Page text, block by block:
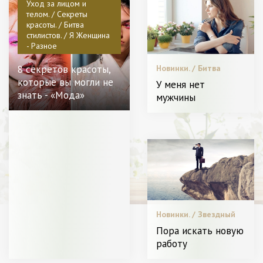
Уход за лицом и
телом. / Секреты
красоты. / Битва
стилистов. / Я Женщина
- Разное
8 секретов красоты,
которые вы могли не
знать - «Мода»
Новинки. / Битва
стилистов. / Видео. /
Меняем образ. /
Звездный стиль. /
Пластическая
хирургия / Мода. /
Диета и питание. / С
чем носить. / Уход за
лицом и телом. /
Красота. / Я Женщина
- Разное
У меня нет
мужчины
Новинки. / Звездный
стиль. / Битва
стилистов. / Диета и
питание. / Видео. /
Пора искать новую
работу